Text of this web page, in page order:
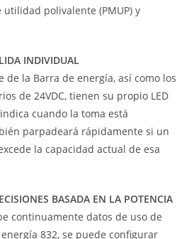
polivalente (PMUP) y
INDIVIDUAL
de la Barra de energía, así como los
de 24VDC, tienen su propio LED
cuando la toma está
parpadeará rápidamente si un
la capacidad actual de esa
BASADA EN LA POTENCIA
continuamente datos de uso de
832, se puede configurar